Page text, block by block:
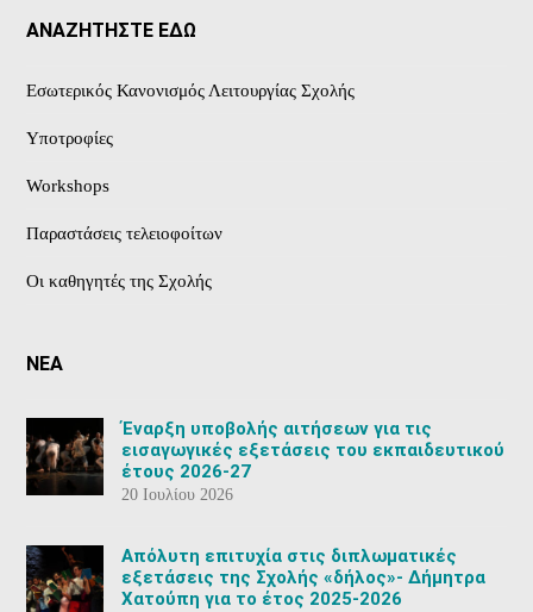
ΑΝΑΖΗΤΗΣΤΕ ΕΔΩ
Εσωτερικός Κανονισμός Λειτουργίας Σχολής
Υποτροφίες
Workshops
Παραστάσεις τελειοφοίτων
Οι καθηγητές της Σχολής
ΝΕΑ
Έναρξη υποβολής αιτήσεων για τις
εισαγωγικές εξετάσεις του εκπαιδευτικού
έτους 2026-27
20 Ιουλίου 2026
Aπόλυτη επιτυχία στις διπλωματικές
εξετάσεις της Σχολής «δήλος»- Δήμητρα
Χατούπη για το έτος 2025-2026